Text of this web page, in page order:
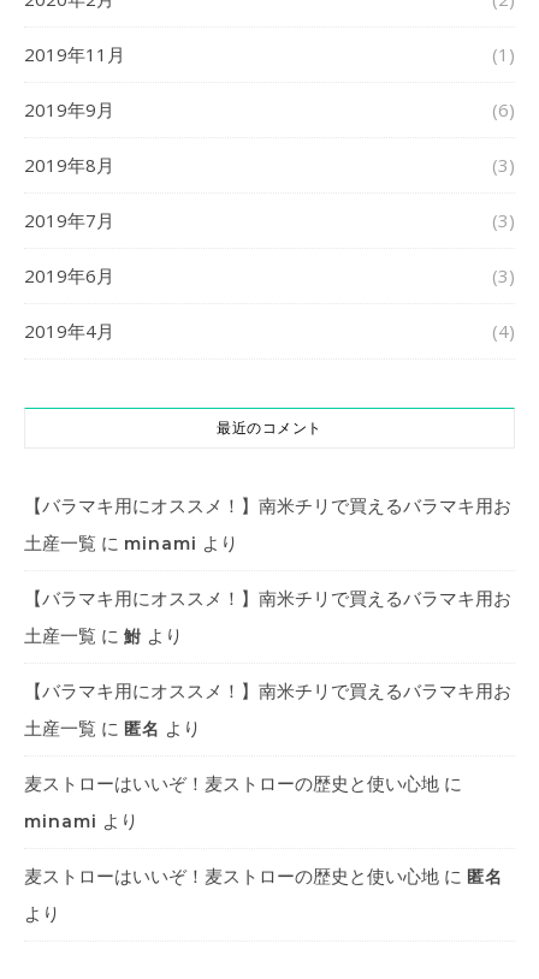
2019年11月 (1)
2019年9月 (6)
2019年8月 (3)
2019年7月 (3)
2019年6月 (3)
2019年4月 (4)
最近のコメント
【バラマキ用にオススメ！】南米チリで買えるバラマキ用お
土産一覧 に minami より
【バラマキ用にオススメ！】南米チリで買えるバラマキ用お
土産一覧 に 鮒 より
【バラマキ用にオススメ！】南米チリで買えるバラマキ用お
土産一覧 に 匿名 より
麦ストローはいいぞ！麦ストローの歴史と使い心地 に
minami より
麦ストローはいいぞ！麦ストローの歴史と使い心地 に 匿名
より